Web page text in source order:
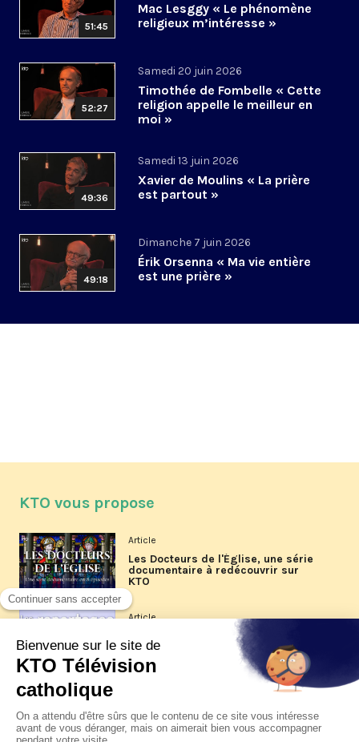
51:45
Mac Lesggy « Le phénomène
religieux m’intéresse »
52:27
Samedi 20 juin 2026
Timothée de Fombelle « Cette
religion appelle le meilleur en
moi »
49:36
Samedi 13 juin 2026
Xavier de Moulins « La prière
est partout »
49:18
Dimanche 7 juin 2026
Érik Orsenna « Ma vie entière
est une prière »
KTO vous propose
Article
Les Docteurs de l'Église, une série
documentaire à redécouvrir sur
KTO
Article
Les reportages d'été 2026 de KTO
La visite pastorale du pape Léon
XIV à Assise à suivre sur KTO le
jeudi 6 août